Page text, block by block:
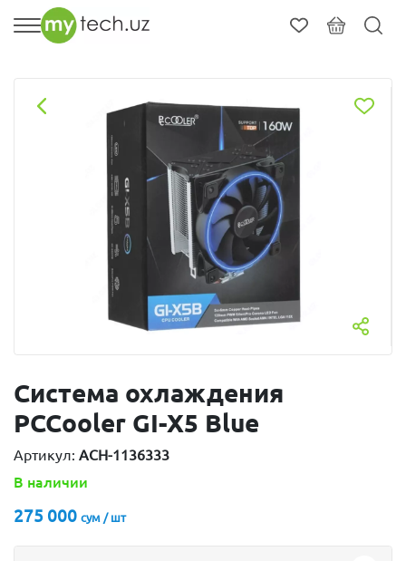
Система охлаждения
PCCooler GI-X5 Blue
Артикул: ACH-1136333
В наличии
275 000 сум / шт